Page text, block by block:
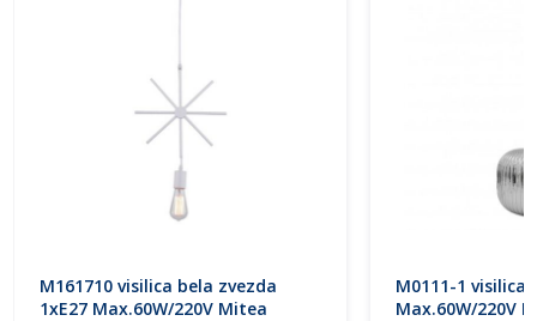
M161710 visilica bela zvezda
1xE27 Max.60W/220V Mitea
M0111-1 visilica
Max.60W/220V